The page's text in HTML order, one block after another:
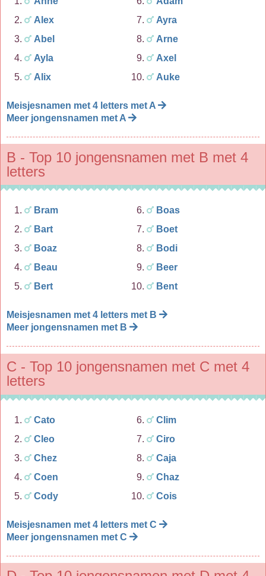
Alex
Abel
Ayla
Alix
Ayra
Arne
Axel
Auke
Meisjesnamen met 4 letters met A
Meer jongensnamen met A
B - Top 10 jongensnamen met B met 4
letters
Bram
Bart
Boaz
Beau
Bert
Boas
Boet
Bodi
Beer
Bent
Meisjesnamen met 4 letters met B
Meer jongensnamen met B
C - Top 10 jongensnamen met C met 4
letters
Cato
Cleo
Chez
Coen
Cody
Clim
Ciro
Caja
Chaz
Cois
Meisjesnamen met 4 letters met C
Meer jongensnamen met C